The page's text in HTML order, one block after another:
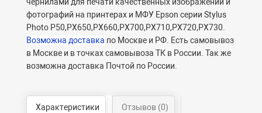
чернилами для печати качественных изображений и
фотографий на принтерах и МФУ Epson серии Stylus
Photo P50,PX650,PX660,PX700,PX710,PX720,PX730.
Возможна доставка по Москве и РФ. Есть самовывоз
в Москве и в точках самовывоза ТК в России. Так же
возможна доставка Почтой по России.
Характеристики Отзывов (0)